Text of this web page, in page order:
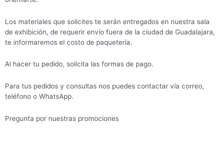
Los materiales que solicites te serán entregados en nuestra sala
de exhibición, de requerir envío fuera de la ciudad de Guadalajara,
te informaremos el costo de paquetería.
Al hacer tu pedido, solicita las formas de pago.
Para tus pedidos y consultas nos puedes contactar vía correo,
teléfono o WhatsApp.
Pregunta por nuestras promociones